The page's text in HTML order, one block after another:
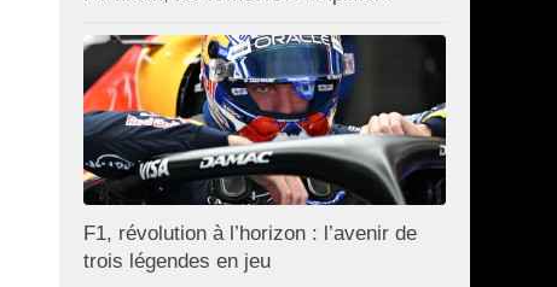
F1, révolution à l’horizon : l’avenir de
trois légendes en jeu